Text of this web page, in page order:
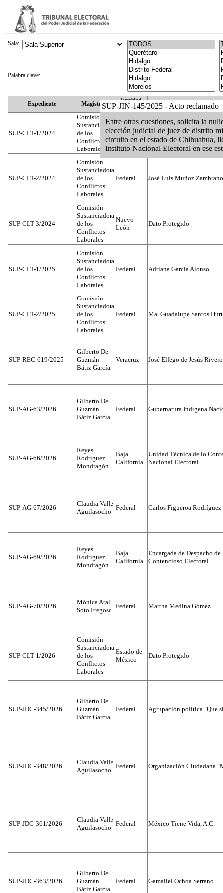
SUP-JIN-145/2025 - Acto reclamado
Entre otras cuestiones, solicita la
elección judicial de juez de distrito
circuito en el estado de Chihuahua,
Instituto Nacional Electoral en ese
Expediente Magistrado
Entidad
Federativa
SUP-CLT-1/2024
Comisión
Sustanciadora
de los
Conflictos
Laborales
Federal Juan José Serrato Velasco
SUP-CLT-2/2024
Comisión
Sustanciadora
de los
Conflictos
Laborales
Federal José Luis Muñoz Zambrano
SUP-CLT-3/2024
Comisión
Sustanciadora
de los
Conflictos
Laborales
Nuevo
León
Dato Protegido
SUP-CLT-1/2025
Comisión
Sustanciadora
de los
Conflictos
Laborales
Federal Adriana García Alonso
SUP-CLT-2/2025
Comisión
Sustanciadora
de los
Conflictos
Laborales
Federal Ma. Guadalupe Santos
SUP-REC-619/2025
Gilberto De
Guzmán
Bátiz García
Veracruz José Elfego de Jesús
SUP-AG-63/2026
Gilberto De
Guzmán
Bátiz García
Federal Gubernatura Indígena
SUP-AG-66/2026
Reyes
Rodríguez
Mondragón
Baja
California
Unidad Técnica de lo
Nacional Electoral
SUP-AG-67/2026
Claudia Valle
Aguilasocho
Federal Carlos Figueroa Rodríguez
SUP-AG-69/2026
Reyes
Rodríguez
Mondragón
Baja
California
Encargada de Despacho
Contencioso Electoral
SUP-AG-70/2026
Mónica Aralí
Soto Fregoso
Federal Martha Medina Gómez
SUP-CLT-1/2026
Comisión
Sustanciadora
de los
Conflictos
Laborales
Estado de
México
Dato Protegido
SUP-JDC-345/2026
Gilberto De
Guzmán
Bátiz García
Federal Agrupación política "Que
SUP-JDC-348/2026
Claudia Valle
Aguilasocho
Federal Organización Ciudadana
SUP-JDC-361/2026
Claudia Valle
Aguilasocho
Federal México Tiene Vida, A.C.
SUP-JDC-363/2026
Gilberto De
Guzmán
Bátiz García
Federal Gamaliel Ochoa Serrano
Sala:
Palabra clave: